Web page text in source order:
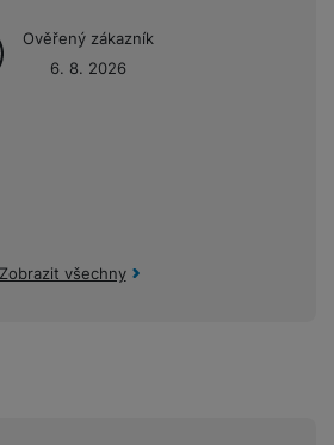
Ověřený zákazník
6. 8. 2026
Zobrazit všechny